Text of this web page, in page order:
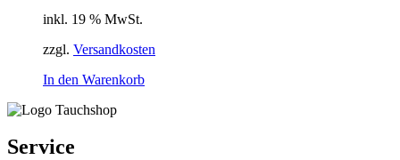
inkl. 19 % MwSt.
zzgl. Versandkosten
In den Warenkorb
Service